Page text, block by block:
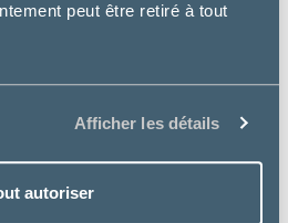
peut être retiré à tout
Afficher les détails
autoriser